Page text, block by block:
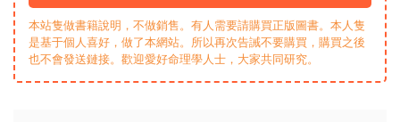
本站隻做書籍說明，不做銷售。有人需要請購買正版圖書。本人隻
是基于個人喜好，做了本網站。所以再次告誡不要購買，購買之後
也不會發送鏈接。歡迎愛好命理學人士，大家共同研究。